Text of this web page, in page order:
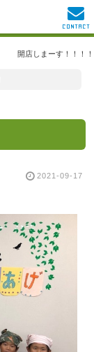
開店しまーす！！！！
2021-09-17
CONTACT